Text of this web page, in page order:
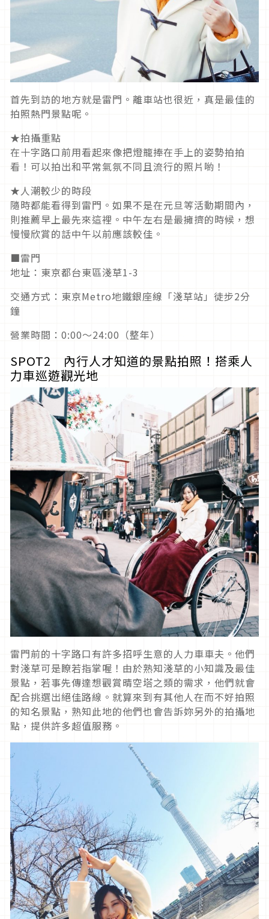
首先到訪的地方就是雷門。離車站也很近，真是最佳的
拍照熱門景點呢。
★拍攝重點
在十字路口前用看起來像把燈籠捧在手上的姿勢拍拍
看！可以拍出和平常氣氛不同且流行的照片喲！
★人潮較少的時段
隨時都能看得到雷門。如果不是在元旦等活動期間內，
則推薦早上最先來這裡。中午左右是最擁擠的時候，想
慢慢欣賞的話中午以前應該較佳。
■雷門
地址：東京都台東區淺草1-3
交通方式：東京Metro地鐵銀座線「淺草站」徒步2分
鐘
營業時間：0:00〜24:00（整年）
SPOT2 內行人才知道的景點拍照！搭乘人
力車巡遊觀光地
雷門前的十字路口有許多招呼生意的人力車車夫。他們
對淺草可是瞭若指掌喔！由於熟知淺草的小知識及最佳
景點，若事先傳達想觀賞晴空塔之類的需求，他們就會
配合挑選出絕佳路線。就算來到有其他人在而不好拍照
的知名景點，熟知此地的他們也會告訴妳另外的拍攝地
點，提供許多超值服務。